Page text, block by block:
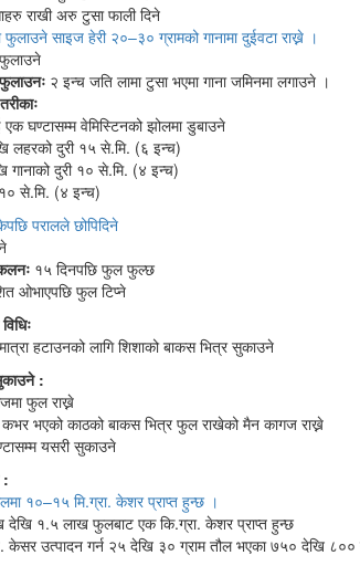
राखी अरु टुसा फाली दिने
फुलाउने साइज हेरी २०–३० ग्रामको गानामा दुईवटा राख्ने ।
फुलाउने
२ इन्च जति लामा टुसा भएमा गाना जमिनमा लगाउने ।
एक घण्टासम्म वेमिस्टिनको झोलमा डुबाउने
लहरको दुरी १५ से.मि. (६ इन्च)
गानाको दुरी १० से.मि. (४ इन्च)
१० से.मि. (४ इन्च)
परालले छोपिदिने
१५ दिनपछि फुल फुल्छ
ओभाएपछि फुल टिप्ने
हटाउनको लागि शिशाको बाकस भित्र सुकाउने
:
फुल राख्ने
कभर भएको काठको बाकस भित्र फुल राखेको मैन कागज राख्ने
यसरी सुकाउने
:
१०–१५ मि.ग्रा. केशर प्राप्त हुन्छ ।
१.५ लाख फुलबाट एक कि.ग्रा. केशर प्राप्त हुन्छ
केसर उत्पादन गर्न २५ देखि ३० ग्राम तौल भएका ७५० देखि ८००